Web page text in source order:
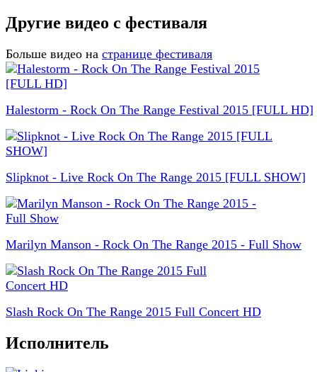
Другие видео с фестиваля
Больше видео на странице фестиваля
Halestorm - Rock On The Range Festival 2015 [FULL HD]
Slipknot - Live Rock On The Range 2015 [FULL SHOW]
Marilyn Manson - Rock On The Range 2015 - Full Show
Slash Rock On The Range 2015 Full Concert HD
Исполнитель